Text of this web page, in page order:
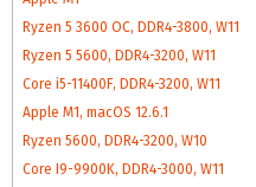
Ryzen 5 3600 OC, DDR4-3800, W11
Ryzen 5 5600, DDR4-3200, W11
Core i5-11400F, DDR4-3200, W11
Apple M1, macOS 12.6.1
Ryzen 5600, DDR4-3200, W10
Core I9-9900K, DDR4-3000, W11